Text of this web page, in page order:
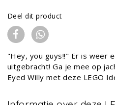
Deel dit product
"Hey, you guys!!" Er is weer
uitgebracht! Ga je mee op
Eyed Willy met deze LEGO